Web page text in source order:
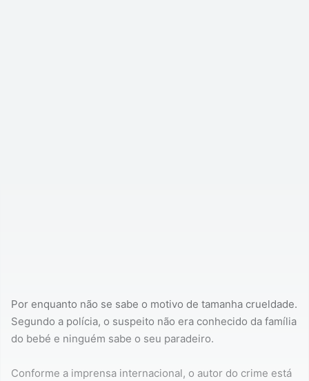
Por enquanto não se sabe o motivo de tamanha crueldade.
Segundo a polícia, o suspeito não era conhecido da família
do bebé e ninguém sabe o seu paradeiro.
Conforme a imprensa internacional, o autor do crime está